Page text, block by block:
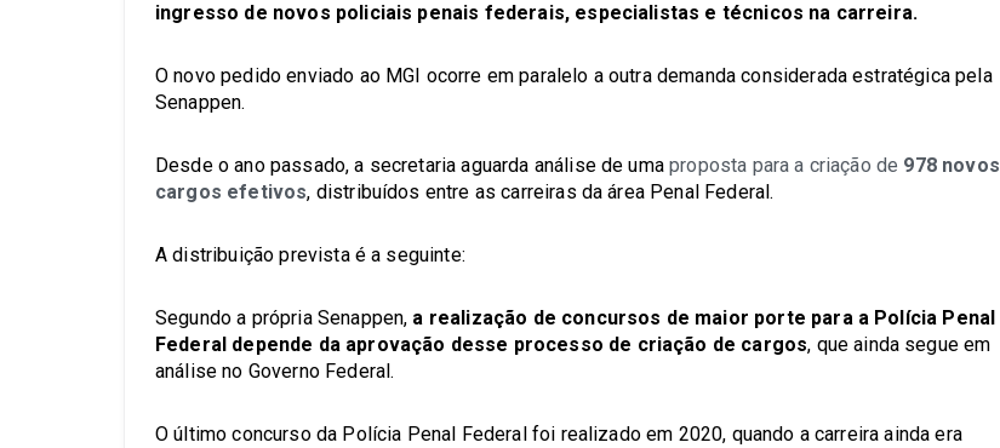
ingresso de novos policiais penais federais, especialistas e técnicos na carreira.
O novo pedido enviado ao MGI ocorre em paralelo a outra demanda considerada estratégica pela
Senappen.
Desde o ano passado, a secretaria aguarda análise de umaproposta para a criação de 978 novos
cargos efetivos, distribuídos entre as carreiras da área Penal Federal.
A distribuição prevista é a seguinte:
Segundo a própria Senappen, a realização de concursos de maior porte para a Polícia Penal
Federal depende da aprovação desse processo de criação de cargos, que ainda segue em
análise no Governo Federal.
O último concurso da Polícia Penal Federal foi realizado em 2020, quando a carreira ainda era